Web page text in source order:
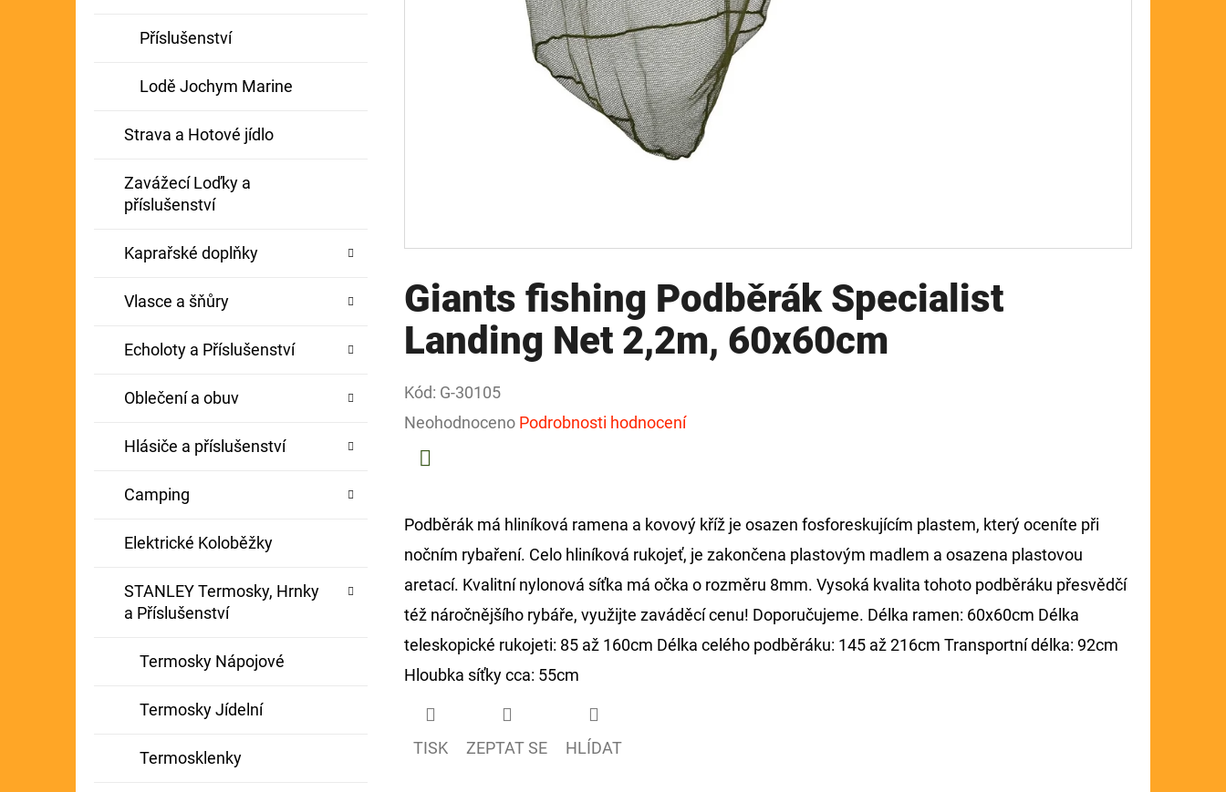
Příslušenství
Lodě Jochym Marine
Strava a Hotové jídlo
Zavážecí Loďky a
příslušenství
Kaprařské doplňky
Vlasce a šňůry
Echoloty a Příslušenství
Oblečení a obuv
Hlásiče a příslušenství
Camping
Elektrické Koloběžky
STANLEY Termosky, Hrnky
a Příslušenství
Termosky Nápojové
Termosky Jídelní
Termosklenky
Giants fishing Podběrák Specialist
Landing Net 2,2m, 60x60cm
Kód: G-30105
Průměrné
hodnocení
Neohodnoceno Podrobnosti hodnocení
Podběrák má hliníková ramena a kovový kříž je osazen fosforeskujícím plastem, který oceníte při
nočním rybaření. Celo hliníková rukojeť, je zakončena plastovým madlem a osazena plastovou
aretací. Kvalitní nylonová síťka má očka o rozměru 8mm. Vysoká kvalita tohoto podběráku přesvědčí
též náročnějšího rybáře, využijte zaváděcí cenu! Doporučujeme. Délka ramen: 60x60cm Délka
teleskopické rukojeti: 85 až 160cm Délka celého podběráku: 145 až 216cm Transportní délka: 92cm
Hloubka síťky cca: 55cm
TISK ZEPTAT SE HLÍDAT